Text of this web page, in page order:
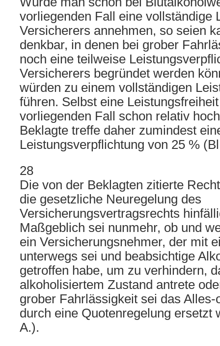
vorliegenden Fall eine vollständige
Versicherers annehmen, so seien
denkbar, in denen bei grober
noch eine teilweise
Versicherers begründet werden
würden zu einem vollständigen
führen. Selbst eine
vorliegenden Fall schon relativ
Beklagte treffe daher zumindest
Leistungsverpflichtung von 25 %
28
Die von der Beklagten zitierte
die gesetzliche Neuregelung des
Versicherungsvertragsrechts
Maßgeblich sei nunmehr, ob und
ein Versicherungsnehmer, der mit
unterwegs sei und beabsichtige
getroffen habe, um zu verhindern,
alkoholisiertem Zustand antrete
grober Fahrlässigkeit sei das
durch eine Quotenregelung ersetzt
A.).